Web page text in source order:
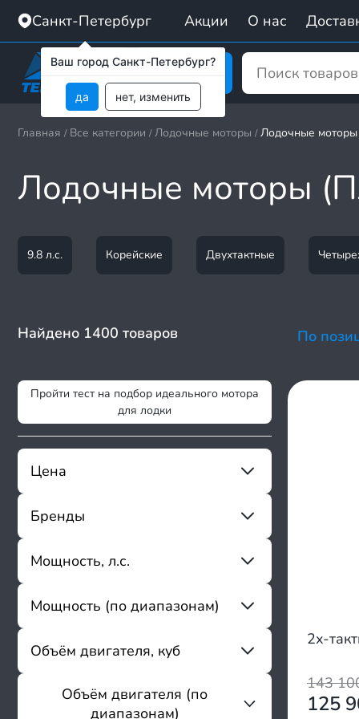
Санкт-Петербург Акции О нас
Каталог
Главная / Все категории / Лодочные моторы / Лодочные моторы
Лодочные моторы
9.8 л.с. Корейские Двухтактные
Найдено 1400 товаров По
Пройти тест на подбор идеального мотора
для лодки
Цена
От
Бренды
Mikatsu
Magnum Pro
Allfa
Avantis
Bossland
Breeze
Мощность, л.с.
От До
Мощность (по диапазонам)
до 3.9
7 - 9.8
9.9 - 20
Объём двигателя, куб
До
Объём двигателя (по
диапазонам)
2х-
143
125
Ваш город Санкт-Петербург?
да нет, изменить